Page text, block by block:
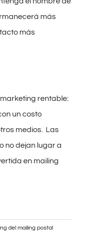
más
más
rentable:
un costo
medios. Las
no dejan lugar a
en mailing
del mailing postal